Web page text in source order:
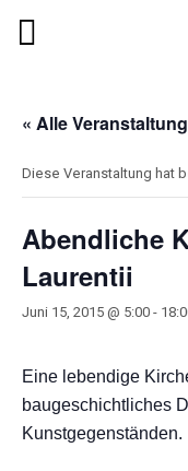
« Alle
Diese Veranstaltung hat
Abendliche
Laurentii
Juni 15, 2015 @ 5:00 -
Eine lebendige
baugeschichtliches
Kunstgegenständen.